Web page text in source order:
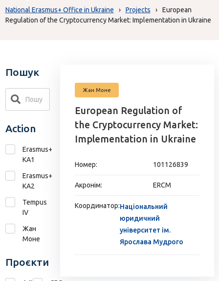
National Erasmus+ Office in Ukraine › Projects ›
European
Regulation of the Cryptocurrency Market: Implementation in Ukraine
Пошук
Action
Erasmus+
KA1
Erasmus+
КА2
Tempus
IV
Жан
Моне
Проєкти
Жан Моне
European Regulation of
the Cryptocurrency Market:
Implementation in Ukraine
Номер: 101126839
Акронім: ERCM
Координатор:Національний
юридичний
університет ім.
Ярослава Мудрого